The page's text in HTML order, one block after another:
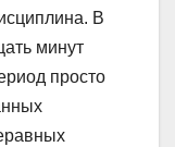
В
минут
просто